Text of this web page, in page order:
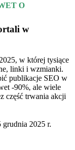
O
w
w której tysiące
linki i wzmianki.
publikacje SEO w
-90%, ale wiele
część trwania akcji
2025 r.